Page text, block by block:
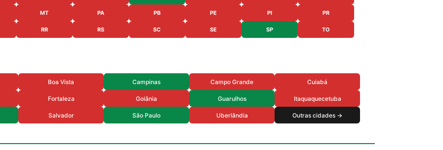
MT PA PB PE PI PR
RR RS SC SE SP TO
Boa Vista Campinas Campo Grande Cuiabá
Fortaleza Goiânia Guarulhos Itaquaquecetuba
Salvador São Paulo Uberlândia Outras cidades →